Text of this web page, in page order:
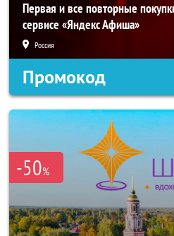
Первая и все повторные
сервисе «Яндекс Афиша»
Россия
Промокод
-50%